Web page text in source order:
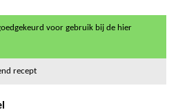
voor gebruik bij de hier
recept